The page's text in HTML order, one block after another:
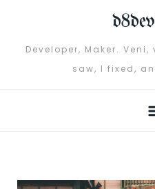
contentDeveloper, Maker.
saw, I fixed,